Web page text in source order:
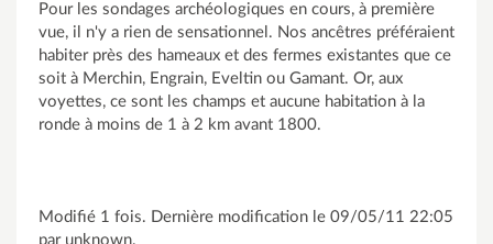
Pour les sondages archéologiques en cours, à première
vue, il n'y a rien de sensationnel. Nos ancêtres préféraient
habiter près des hameaux et des fermes existantes que ce
soit à Merchin, Engrain, Eveltin ou Gamant. Or, aux
voyettes, ce sont les champs et aucune habitation à la
ronde à moins de 1 à 2 km avant 1800.
Modifié 1 fois. Dernière modification le 09/05/11 22:05
par unknown.